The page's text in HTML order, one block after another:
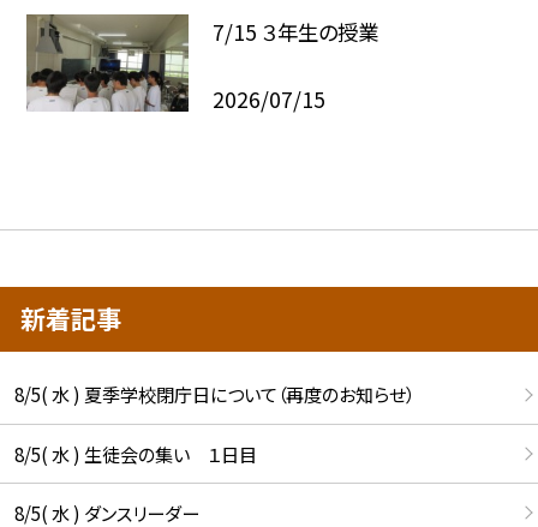
7/15 ３年生の授業
2026/07/15
新着記事
8/5( 水 ) 夏季学校閉庁日について（再度のお知らせ）
8/5( 水 ) 生徒会の集い １日目
8/5( 水 ) ダンスリーダー